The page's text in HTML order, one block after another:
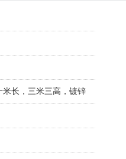
长，三米三高，镀锌